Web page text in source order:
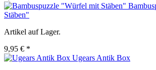
Stäben"
Artikel auf Lager.
9,95 € *
Ugears Antik Box